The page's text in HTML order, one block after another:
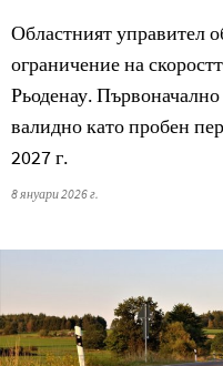
Областният управител
ограничение на
Рьоденау.
валидно като пробен
2027 г.
8 януари 2026 г.